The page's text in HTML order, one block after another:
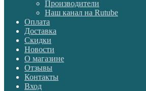
Производители
Наш канал на Rutube
Оплата
Доставка
Скидки
Новости
О магазине
Отзывы
Контакты
Вход